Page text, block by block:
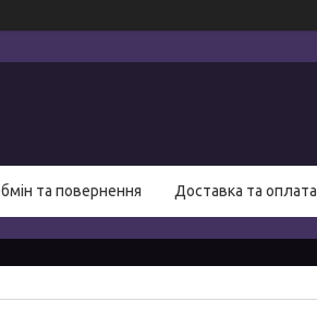
та повернення Доставка та оплата